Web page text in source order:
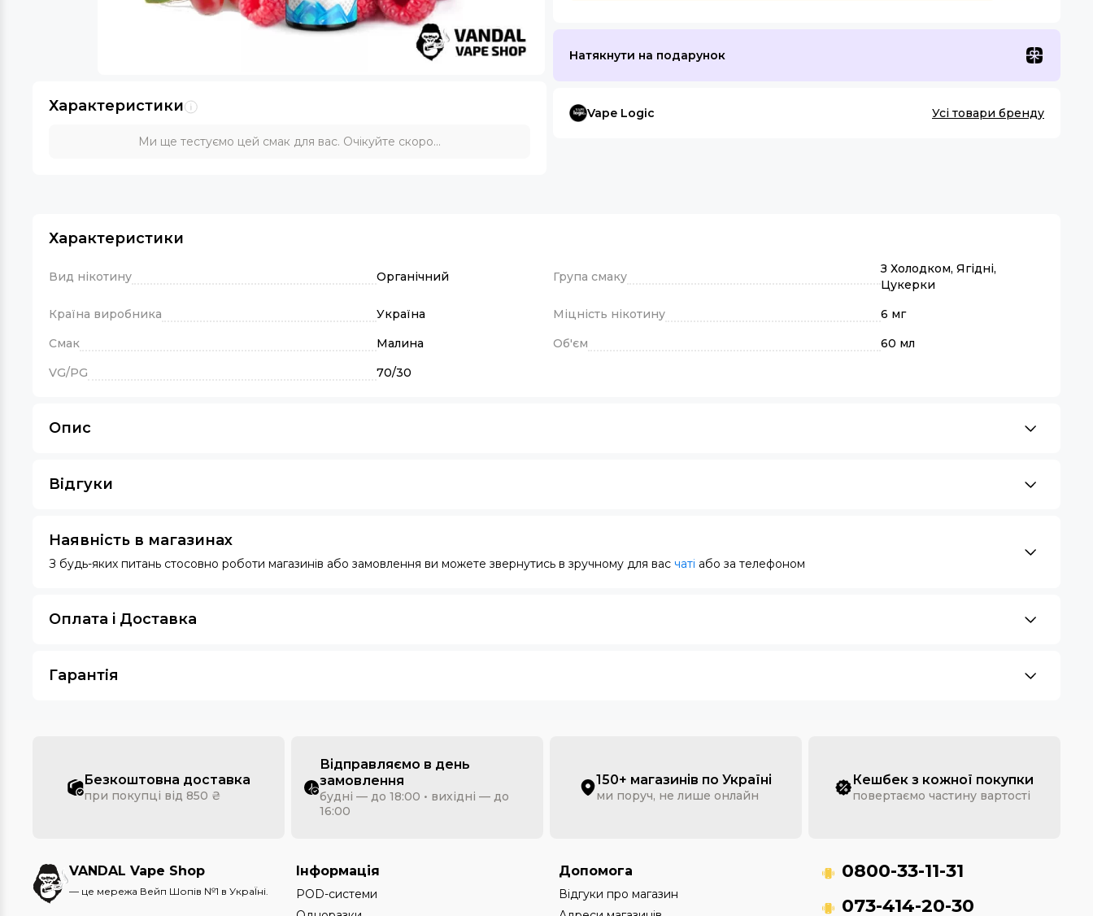
Характеристики
Ми ще тестуємо цей смак для вас. Очікуйте скоро...
Натякнути на подарунок
Vape Logic Усі товари бренду
Характеристики
Вид нікотину Органічний Група смаку
З Холодком, Ягідні,
Цукерки
Країна виробника
Україна Міцність нікотину
6 мг
Смак
Малина Об'єм
60 мл
VG/PG
70/30
Опис
Відгуки
Наявність в магазинах
З будь-яких питань стосовно роботи магазинів або замовлення ви можете звернутись в зручному для вас чаті або за телефоном
Оплата i Доставка
Гарантія
Безкоштовна доставка
при покупці від 850 ₴
Відправляємо в день
замовлення
будні — до 18:00 • вихідні — до
16:00
150+ магазинів по Україні
ми поруч, не лише онлайн
Кешбек з кожної покупки
повертаємо частину вартості
VANDAL Vape Shop
— це мережа Вейп Шопів №1 в УкраЇні.
Інформація
POD-системи
Допомога
Відгуки про магазин
0800-33-11-31
073-414-20-30